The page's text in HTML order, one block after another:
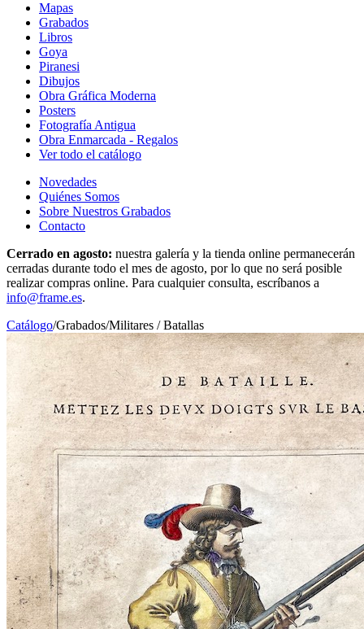
Mapas
Grabados
Libros
Goya
Piranesi
Dibujos
Obra Gráfica Moderna
Posters
Fotografía Antigua
Obra Enmarcada - Regalos
Ver todo el catálogo
Novedades
Quiénes Somos
Sobre Nuestros Grabados
Contacto
Cerrado en agosto: nuestra galería y la tienda online permanecerán
cerradas durante todo el mes de agosto, por lo que no será posible
realizar compras online. Para cualquier consulta, escríbanos a
info@frame.es.
Catálogo/Grabados/Militares / Batallas